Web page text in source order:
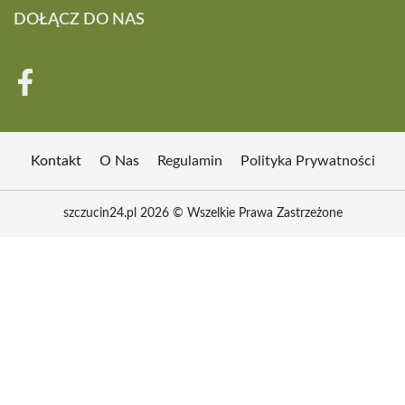
DOŁĄCZ DO NAS
Kontakt O Nas Regulamin Polityka Prywatności
szczucin24.pl 2026 © Wszelkie Prawa Zastrzeżone